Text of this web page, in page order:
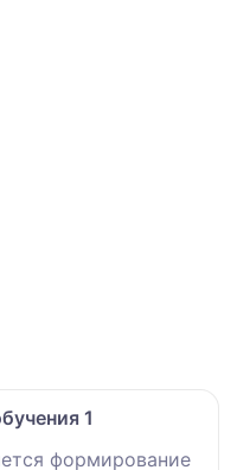
1
формирование